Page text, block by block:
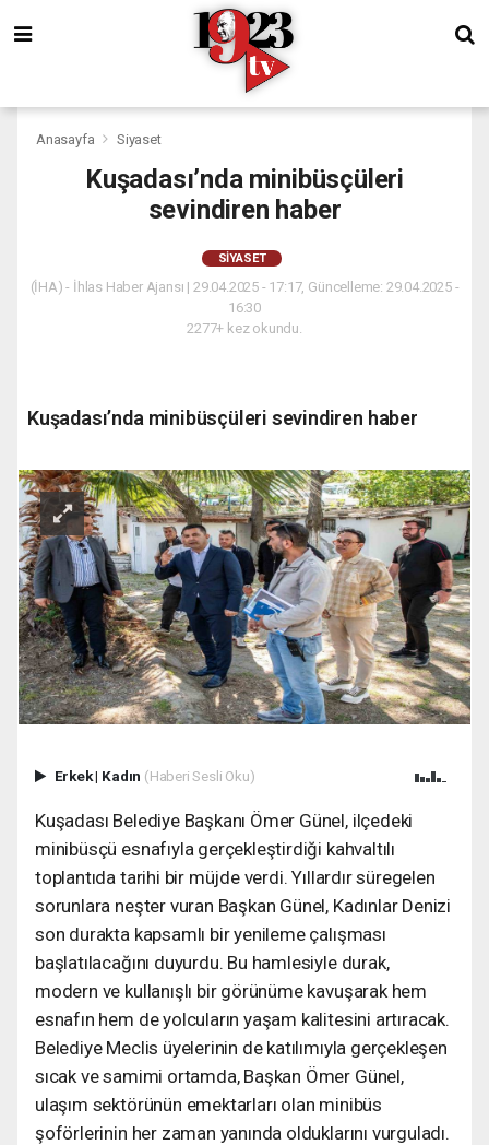
Anasayfa Siyaset
Kuşadası’nda minibüsçüleri
sevindiren haber
SIYASET
(İHA) - İhlas Haber Ajansı | 29.04.2025 - 17:17, Güncelleme: 29.04.2025 -
16:30
2277+ kez okundu.
Kuşadası’nda minibüsçüleri sevindiren haber
Erkek| Kadın (Haberi Sesli Oku)
Kuşadası Belediye Başkanı Ömer Günel, ilçedeki
minibüsçü esnafıyla gerçekleştirdiği kahvaltılı
toplantıda tarihi bir müjde verdi. Yıllardır süregelen
sorunlara neşter vuran Başkan Günel, Kadınlar Denizi
son durakta kapsamlı bir yenileme çalışması
başlatılacağını duyurdu. Bu hamlesiyle durak,
modern ve kullanışlı bir görünüme kavuşarak hem
esnafın hem de yolcuların yaşam kalitesini artıracak.
Belediye Meclis üyelerinin de katılımıyla gerçekleşen
sıcak ve samimi ortamda, Başkan Ömer Günel,
ulaşım sektörünün emektarları olan minibüs
şoförlerinin her zaman yanında olduklarını vurguladı.